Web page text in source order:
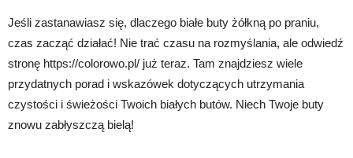
Jeśli zastanawiasz się, dlaczego białe buty żółkną po praniu,
czas zacząć działać! Nie trać czasu na rozmyślania, ale odwiedź
stronę https://colorowo.pl/ już teraz. Tam znajdziesz wiele
przydatnych porad i wskazówek dotyczących utrzymania
czystości i świeżości Twoich białych butów. Niech Twoje buty
znowu zabłyszczą bielą!